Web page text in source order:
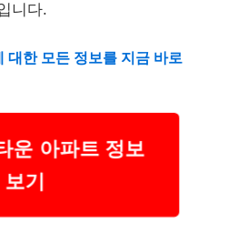
니다.
대한 모든 정보를 지금 바로
운 아파트 정보
보기